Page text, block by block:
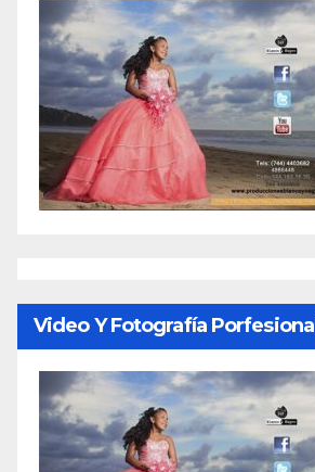
Video Y Fotografía Porfesional